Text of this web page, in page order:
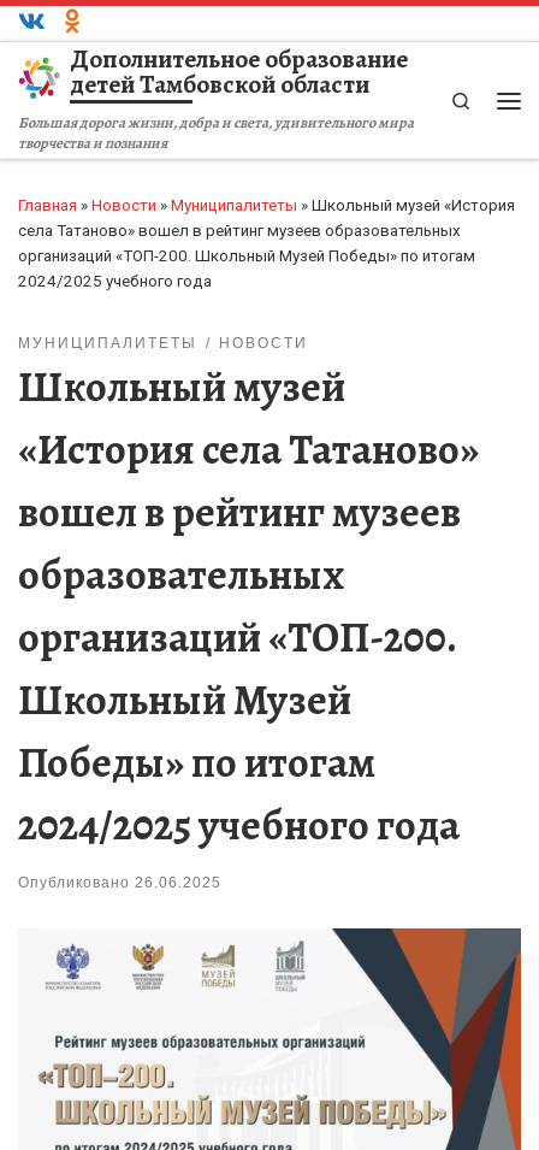
Перейти к содержимому
Дополнительное образование
детей Тамбовской области
Большая дорога жизни, добра и света, удивительного мира
творчества и познания
Search
Главная » Новости » Муниципалитеты » Школьный музей «История
села Татаново» вошел в рейтинг музеев образовательных
организаций «ТОП-200. Школьный Музей Победы» по итогам
2024/2025 учебного года
МУНИЦИПАЛИТЕТЫ НОВОСТИ
Школьный музей
«История села Татаново»
вошел в рейтинг музеев
образовательных
организаций «ТОП-200.
Школьный Музей
Победы» по итогам
2024/2025 учебного года
Опубликовано 26.06.2025